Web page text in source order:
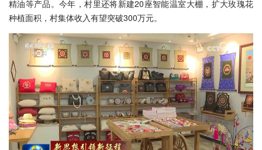
精油等产品。今年，村里还将新建20座智能温室大棚，扩大玫瑰花
种植面积，村集体收入有望突破300万元。